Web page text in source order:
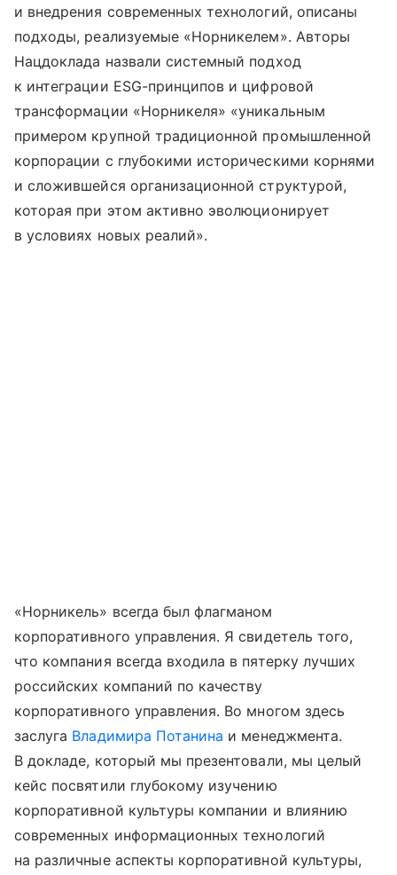
и внедрения современных технологий, описаны
подходы, реализуемые «Норникелем». Авторы
Нацдоклада назвали системный подход
к интеграции ESG-принципов и цифровой
трансформации «Норникеля» «уникальным
примером крупной традиционной промышленной
корпорации с глубокими историческими корнями
и сложившейся организационной структурой,
которая при этом активно эволюционирует
в условиях новых реалий».
«Норникель» всегда был флагманом
корпоративного управления. Я свидетель того,
что компания всегда входила в пятерку лучших
российских компаний по качеству
корпоративного управления. Во многом здесь
заслуга Владимира Потанина и менеджмента.
В докладе, который мы презентовали, мы целый
кейс посвятили глубокому изучению
корпоративной культуры компании и влиянию
современных информационных технологий
на различные аспекты корпоративной культуры,